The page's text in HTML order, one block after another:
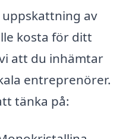
av
kosta för ditt
att du inhämtar
entreprenörer.
tänka på: